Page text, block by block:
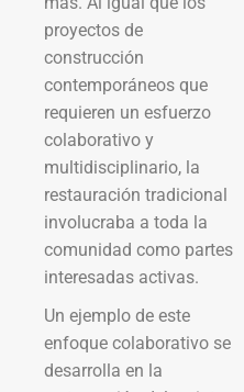
proyectos de
construcción
contemporáneos que
requieren un esfuerzo
colaborativo y
multidisciplinario, la
restauración tradicional
involucraba a toda la
comunidad como partes
interesadas activas.
Un ejemplo de este
enfoque colaborativo se
desarrolla en la